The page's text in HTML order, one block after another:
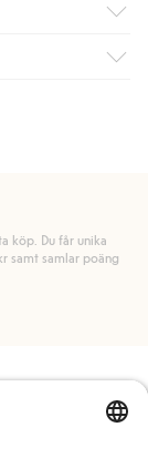
till butik
medlem.
köp. Du får unika
samt samlar poäng